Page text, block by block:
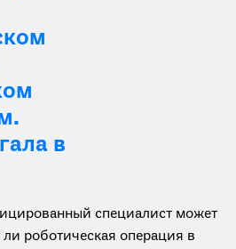
в
специалист может
роботическая операция в